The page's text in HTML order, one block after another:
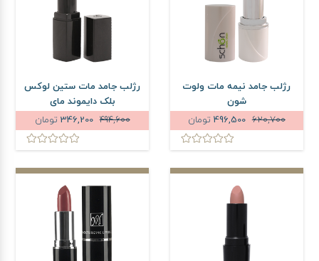
رژلب جامد نیمه مات ولوت
شون
620,700
496,500 تومان
رژلب جامد مات ستین لوکس
بلک دایموند مای
494,600
346,200 تومان